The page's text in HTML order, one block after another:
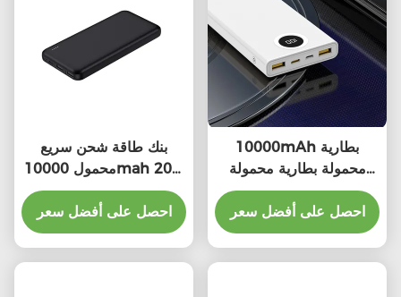
بنك طاقة شحن سريع
محمول 10000mah 20w
22.5w جهاز صغير
احصل على أفضل سعر
10000mAh بطارية
محمولة بطارية محمولة
بطارية محمولة بطارية
احصل على أفضل سعر